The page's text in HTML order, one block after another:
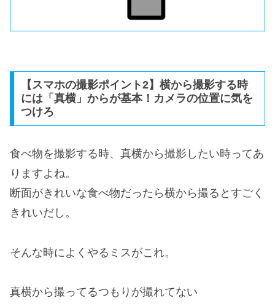
【スマホの撮影ポイント2】横から撮影する時
には「真横」からが基本！カメラの位置に気を
つけろ
食べ物を撮影する時、真横から撮影したい時ってあ
りますよね。
断面がきれいな食べ物だったら横から撮るとすごく
きれいだし。
そんな時によくやるミスがこれ。
真横から撮ってるつもりが撮れてない